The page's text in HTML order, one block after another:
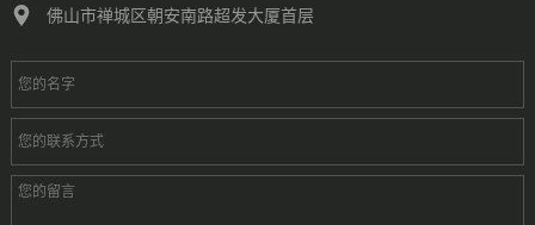
佛山市禅城区朝安南路超发大厦首层